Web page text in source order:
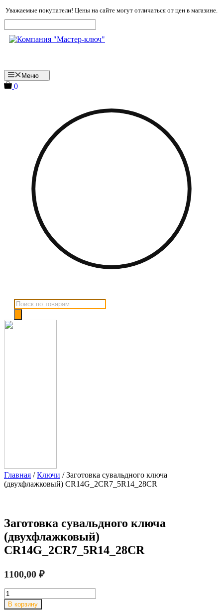
Перейти
к
содержимому
Уважаемые покупатели! Цены на сайте могут отличаться от цен в магазине.
Меню
0
Поиск
товаров
Главная /Ключи / Заготовка сувальдного ключа
(двухфлажковый) CR14G_2CR7_5R14_28CR
Заготовка сувальдного ключа
(двухфлажковый)
CR14G_2CR7_5R14_28CR
1100,00 ₽
Количество
товара
В корзину